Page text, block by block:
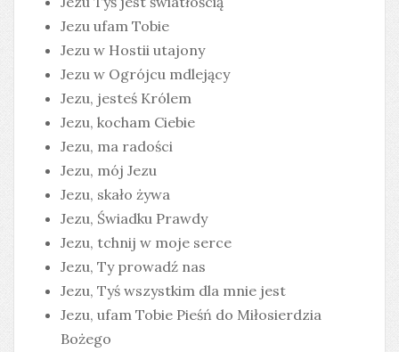
Jezu ufam Tobie
Jezu w Hostii utajony
Jezu w Ogrójcu mdlejący
Jezu, jesteś Królem
Jezu, kocham Ciebie
Jezu, ma radości
Jezu, mój Jezu
Jezu, skało żywa
Jezu, Świadku Prawdy
Jezu, tchnij w moje serce
Jezu, Ty prowadź nas
Jezu, Tyś wszystkim dla mnie jest
Jezu, ufam Tobie Pieśń do Miłosierdzia
Bożego